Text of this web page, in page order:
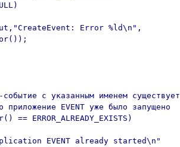
Error %ld\n",
событие с указанным именем
приложение EVENT уже было запущено
== ERROR_ALREADY_EXISTS)
EVENT already started\n"